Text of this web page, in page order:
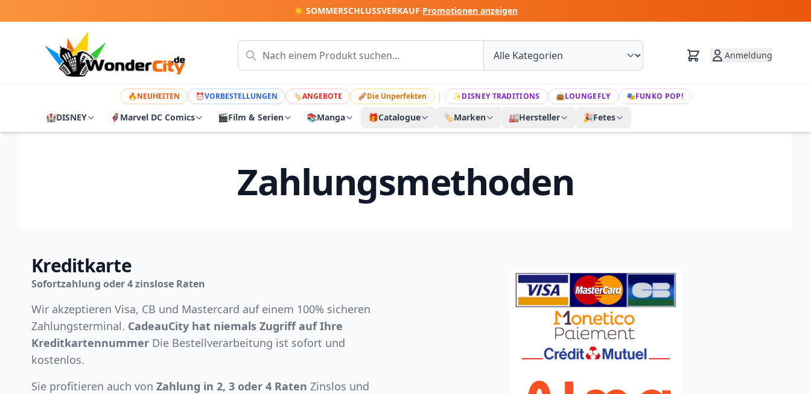
☀️ SOMMERSCHLUSSVERKAUF·Promotionen anzeigen
Anmeldung
🔥NEUHEITEN ⏰VORBESTELLUNGEN 🏷ANGEBOTE 🩹Die Unperfekten | ✨DISNEY TRADITIONS 👜LOUNGEFLY 🎭FUNKO POP!
🏰DISNEY 🦸 Marvel DC Comics 🎬Film & Serien 📚Manga 🎁Catalogue 🏷️Marken 🏭Hersteller 🎉Fetes
Zahlungsmethoden
Kreditkarte
Sofortzahlung oder 4 zinslose Raten
Wir akzeptieren Visa, CB und Mastercard auf einem 100% sicheren
Zahlungsterminal. CadeauCity hat niemals Zugriff auf Ihre
Kreditkartennummer Die Bestellverarbeitung ist sofort und
kostenlos.
Sie profitieren auch von Zahlung in 2, 3 oder 4 Raten Zinslos und